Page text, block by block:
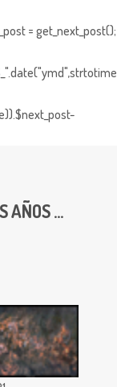
= get_next_post();
AÑOS ...